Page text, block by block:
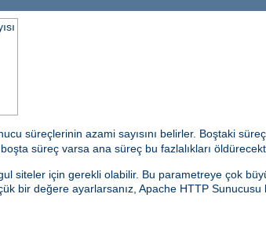
süreçlerinin azami sayısını belirler. Boştaki
süreç varsa ana süreç bu fazlalıkları
siteler için gerekli olabilir. Bu parametreye çok
bir değere ayarlarsanız, Apache HTTP